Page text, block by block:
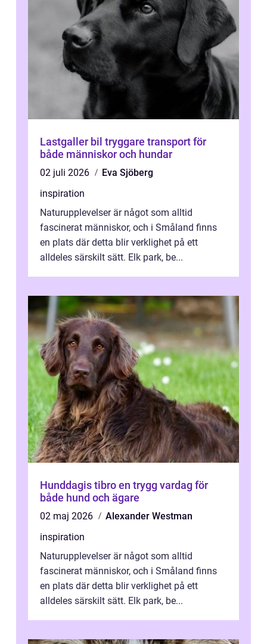
Lastgaller bil tryggare transport för
både människor och hundar
02 juli 2026
Eva Sjöberg
inspiration
Naturupplevelser är något som alltid
fascinerat människor, och i Småland finns
en plats där detta blir verklighet på ett
alldeles särskilt sätt. Elk park, be...
Hunddagis tibro en trygg vardag för
både hund och ägare
02 maj 2026
Alexander Westman
inspiration
Naturupplevelser är något som alltid
fascinerat människor, och i Småland finns
en plats där detta blir verklighet på ett
alldeles särskilt sätt. Elk park, be...